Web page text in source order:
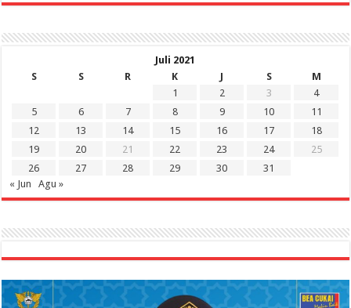
Juli 2021
S
S R K J S
M
1
2 3
4
5
6 7 8 9 10
11
12
13 14 15 16 17
18
19
20 21 22 23 24
25
26
27 28 29 30
31
« Jun
Agu »